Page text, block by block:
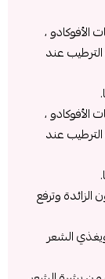
،
عند
،
عند
وترفع
الشعر